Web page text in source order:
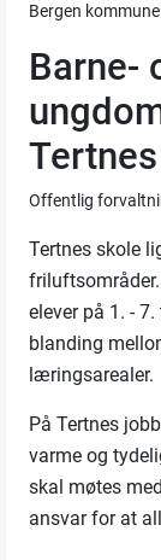
Bergen kommune
Barne-
Offentlig
Tertnes skole
elever på 1. -
blanding
læringsarealer.
På Tertnes
varme og
skal møtes
ansvar for at